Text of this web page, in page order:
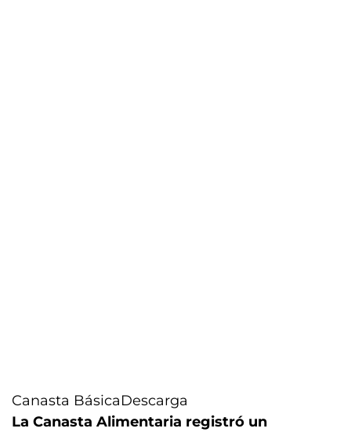
Canasta BásicaDescarga
La Canasta Alimentaria registró un